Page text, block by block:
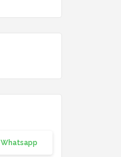
Whatsapp